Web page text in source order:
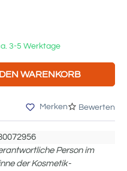
3-5 Werktage
gewünschten
WARENKORB
Merken Bewerten
Person im
der Kosmetik-